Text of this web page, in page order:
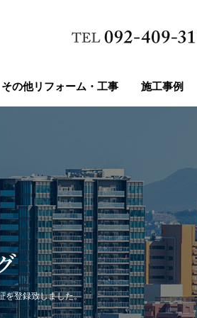
その他リフォーム・工事 施工事例
を登録致しました。